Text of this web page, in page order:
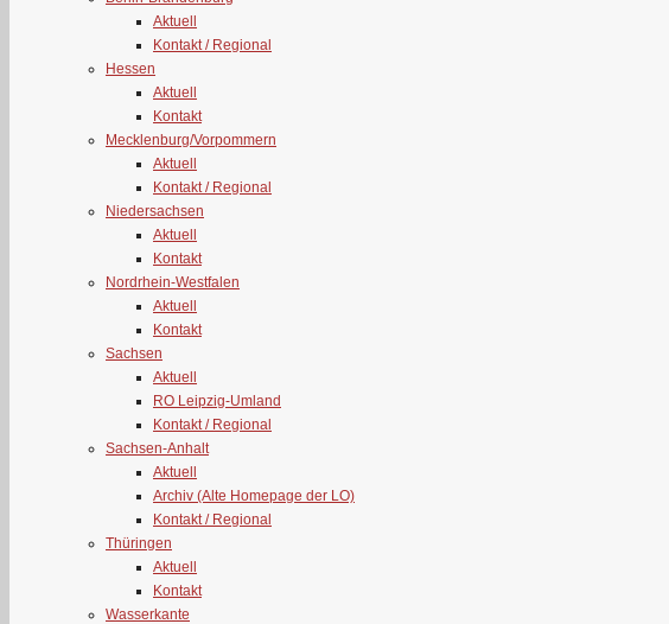
Aktuell
Kontakt / Regional
Hessen
Aktuell
Kontakt
Mecklenburg/Vorpommern
Aktuell
Kontakt / Regional
Niedersachsen
Aktuell
Kontakt
Nordrhein-Westfalen
Aktuell
Kontakt
Sachsen
Aktuell
RO Leipzig-Umland
Kontakt / Regional
Sachsen-Anhalt
Aktuell
Archiv (Alte Homepage der LO)
Kontakt / Regional
Thüringen
Aktuell
Kontakt
Wasserkante